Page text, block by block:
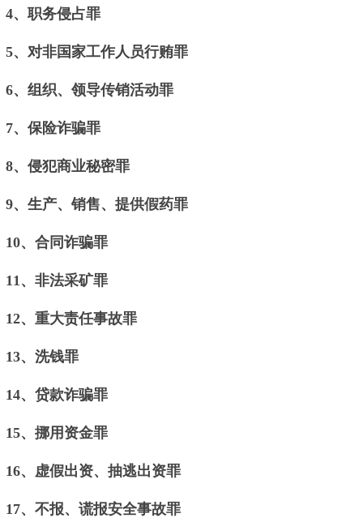
4、职务侵占罪
5、对非国家工作人员行贿罪
6、组织、领导传销活动罪
7、保险诈骗罪
8、侵犯商业秘密罪
9、生产、销售、提供假药罪
10、合同诈骗罪
11、非法采矿罪
12、重大责任事故罪
13、洗钱罪
14、贷款诈骗罪
15、挪用资金罪
16、虚假出资、抽逃出资罪
17、不报、谎报安全事故罪